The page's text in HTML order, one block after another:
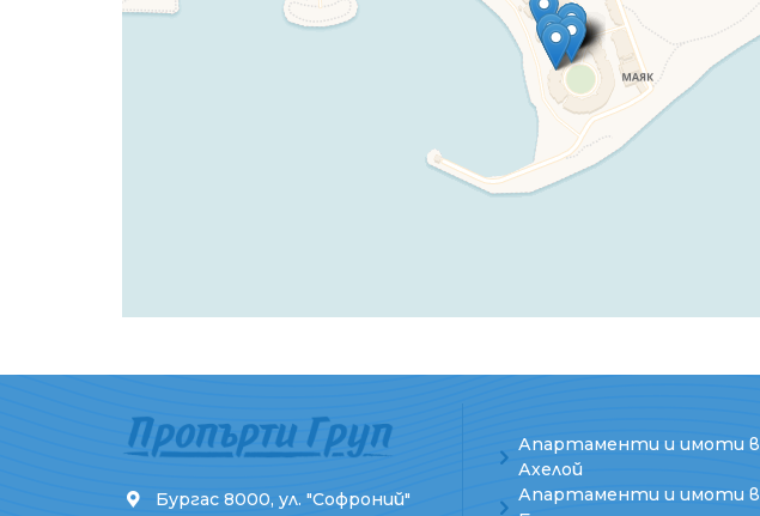
Бургас 8000, ул. "Софроний"
Апартаменти и имоти в
Ахелой
Апартаменти и имоти в